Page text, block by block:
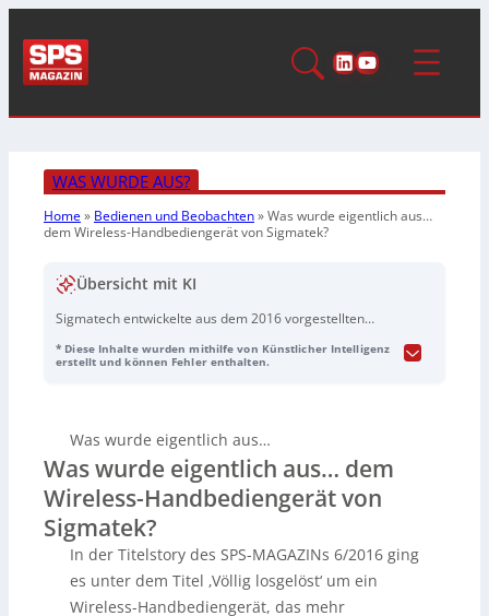
LinkedIn
YouTube
WAS WURDE AUS?
Home» Bedienen und Beobachten»Was wurde eigentlich aus…
dem Wireless-Handbediengerät von Sigmatek?
Übersicht mit KI
Sigmatech entwickelte aus dem 2016 vorgestellten
Wireless-HMI-Produktfamiliefür mehr
Safety-Funktionen – damals kaum am Markt verfügbar.
Bereits 2017 folgte mit demHGW1033eine
weiterentwickelte Variante mit 10,1″-Multi-Touch und
Safety-Elementen wie Zustimmtaster, Schlüsselschalter
und beleuchtetem Not-Halt sowie Anzeige zur
Maschinenkennung/Kopplung. Heute gibt es die Geräte
in mehreren Ausführungen (Hoch-/Querformat,
mit/ohne TÜV-zertifizierte Safety, optional mit
Drehgebern). Einsatzschwerpunkte sind Tätigkeiten wie
* Diese Inhalte wurden mithilfe von Künstlicher Intelligenz
erstellt und können Fehler enthalten.
Was wurde eigentlich aus…
Was wurde eigentlich aus… dem
Wireless-Handbediengerät von
Sigmatek?
In der Titelstory des SPS-MAGAZINs 6/2016 ging
es unter dem Titel ‚Völlig losgelöst‘ um ein
Wireless-Handbediengerät, das mehr